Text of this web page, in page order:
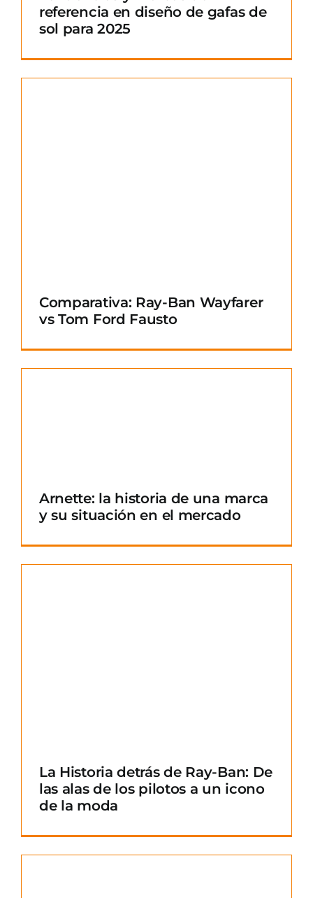
referencia en diseño de gafas de
sol para 2025
Comparativa: Ray-Ban Wayfarer
vs Tom Ford Fausto
Arnette: la historia de una marca
y su situación en el mercado
La Historia detrás de Ray-Ban: De
las alas de los pilotos a un icono
de la moda